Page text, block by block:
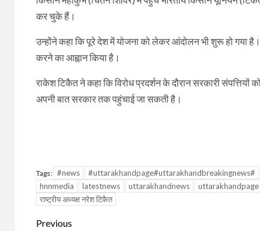
कर चुके हैं।
उन्होंने कहा कि पूरे देश में योजना को लेकर आंदोलन भी शुरू हो गया
करने का आह्वान किया है।
राकेश टिकैत ने कहा कि विरोध प्रदर्शन के दौरान सरकारी संपत्तियों
अपनी बात सरकार तक पहुंचाई जा सकती है।
Tags: #news #uttarakhandpage#uttarakhandbreakingnews#
hnnmedia
latestnews uttarakhandnews uttarakhandpage
राष्ट्रीय अध्यक्ष नरेश टिकैत
Continue
Previous